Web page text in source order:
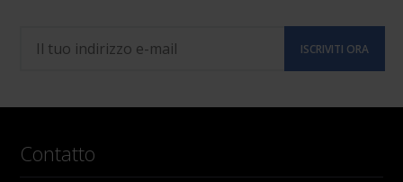
Contatto